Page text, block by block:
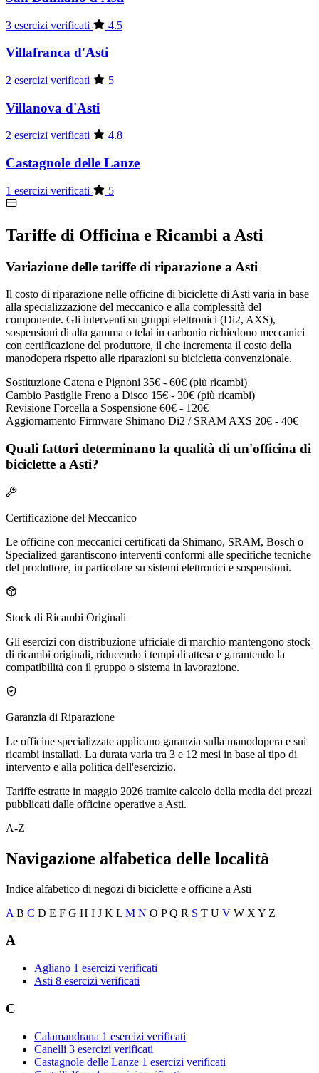
3 esercizi verificati 4.5
Villafranca d'Asti
2 esercizi verificati 5
Villanova d'Asti
2 esercizi verificati 4.8
Castagnole delle Lanze
1 esercizi verificati 5
Tariffe di Officina e Ricambi a Asti
Variazione delle tariffe di riparazione a Asti
Il costo di riparazione nelle officine di biciclette di Asti varia in base
alla specializzazione del meccanico e alla complessità del
componente. Gli interventi su gruppi elettronici (Di2, AXS),
sospensioni di alta gamma o telai in carbonio richiedono meccanici
con certificazione del produttore, il che incrementa il costo della
manodopera rispetto alle riparazioni su bicicletta convenzionale.
Sostituzione Catena e Pignoni 35€ - 60€ (più ricambi)
Cambio Pastiglie Freno a Disco 15€ - 30€ (più ricambi)
Revisione Forcella a Sospensione 60€ - 120€
Aggiornamento Firmware Shimano Di2 / SRAM AXS 20€ - 40€
Quali fattori determinano la qualità di un'officina di
biciclette a Asti?
Certificazione del Meccanico
Le officine con meccanici certificati da Shimano, SRAM, Bosch o
Specialized garantiscono interventi conformi alle specifiche tecniche
del produttore, in particolare su sistemi elettronici e sospensioni.
Stock di Ricambi Originali
Gli esercizi con distribuzione ufficiale di marchio mantengono stock
di ricambi originali, riducendo i tempi di attesa e garantendo la
compatibilità con il gruppo o sistema in lavorazione.
Garanzia di Riparazione
Le officine specializzate applicano garanzia sulla manodopera e sui
ricambi installati. La durata varia tra 3 e 12 mesi in base al tipo di
intervento e alla politica dell'esercizio.
Tariffe estratte in maggio 2026 tramite calcolo della media dei prezzi
pubblicati dalle officine operative a Asti.
A-Z
Navigazione alfabetica delle località
Indice alfabetico di negozi di biciclette e officine a Asti
A B C D E F G H I J K L M N O PQ R S T U V W X Y Z
A
Agliano 1 esercizi verificati
Asti 8 esercizi verificati
C
Calamandrana 1 esercizi verificati
Canelli 3 esercizi verificati
Castagnole delle Lanze 1 esercizi verificati